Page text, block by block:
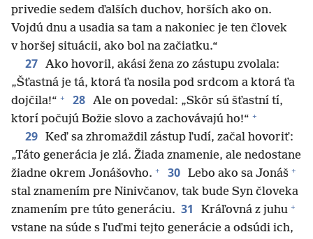
privedie sedem ďalších duchov, horších ako on.
Vojdú dnu a usadia sa tam a nakoniec je ten človek
v horšej situácii, ako bol na začiatku.“
27 Ako hovoril, akási žena zo zástupu zvolala:
„Šťastná je tá, ktorá ťa nosila pod srdcom a ktorá ťa
dojčila!“ + 28 Ale on povedal: „Skôr sú šťastní tí,
ktorí počujú Božie slovo a zachovávajú ho!“ +
29 Keď sa zhromaždil zástup ľudí, začal hovoriť:
„Táto generácia je zlá. Žiada znamenie, ale nedostane
žiadne okrem Jonášovho. + 30 Lebo ako sa Jonáš +
stal znamením pre Ninivčanov, tak bude Syn človeka
znamením pre túto generáciu. 31 Kráľovná z juhu +
vstane na súde s ľuďmi tejto generácie a odsúdi ich,